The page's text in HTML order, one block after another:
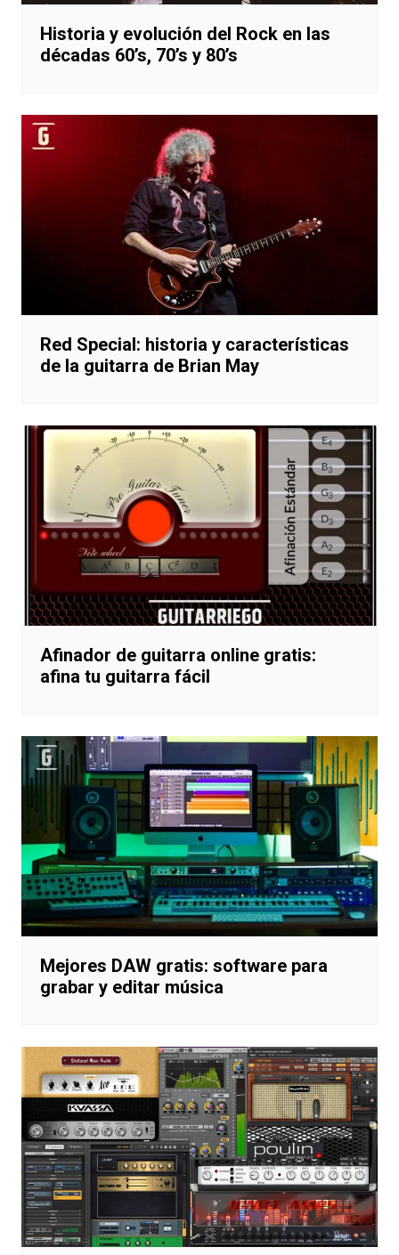
Historia y evolución del Rock en las
décadas 60’s, 70’s y 80’s
Red Special: historia y características
de la guitarra de Brian May
Afinador de guitarra online gratis:
afina tu guitarra fácil
Mejores DAW gratis: software para
grabar y editar música